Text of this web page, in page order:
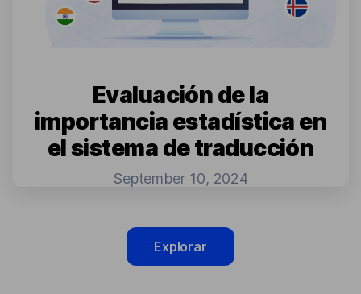
Evaluación de la
importancia estadística en
el sistema de traducción
September 10, 2024
Explorar